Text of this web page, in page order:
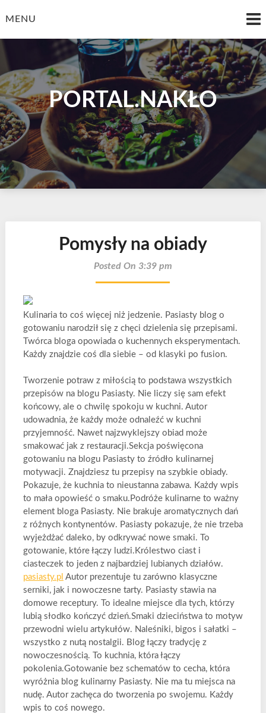
toMENU
PORTAL.NAKŁO
Pomysły na obiady
Posted On 3:39 pm
Kulinaria to coś więcej niż jedzenie. Pasiasty blog o
gotowaniu narodził się z chęci dzielenia się przepisami.
Twórca bloga opowiada o kuchennych eksperymentach.
Każdy znajdzie coś dla siebie – od klasyki po fusion.
Tworzenie potraw z miłością to podstawa wszystkich
przepisów na blogu Pasiasty. Nie liczy się sam efekt
końcowy, ale o chwilę spokoju w kuchni. Autor
udowadnia, że każdy może odnaleźć w kuchni
przyjemność. Nawet najzwyklejszy obiad może
smakować jak z restauracji.Sekcja poświęcona
gotowaniu na blogu Pasiasty to źródło kulinarnej
motywacji. Znajdziesz tu przepisy na szybkie obiady.
Pokazuje, że kuchnia to nieustanna zabawa. Każdy wpis
to mała opowieść o smaku.Podróże kulinarne to ważny
element bloga Pasiasty. Nie brakuje aromatycznych dań
z różnych kontynentów. Pasiasty pokazuje, że nie trzeba
wyjeżdżać daleko, by odkrywać nowe smaki. To
gotowanie, które łączy ludzi.Królestwo ciast i
ciasteczek to jeden z najbardziej lubianych działów.
pasiasty.pl Autor prezentuje tu zarówno klasyczne
serniki, jak i nowoczesne tarty. Pasiasty stawia na
domowe receptury. To idealne miejsce dla tych, którzy
lubią słodko kończyć dzień.Smaki dzieciństwa to motyw
przewodni wielu artykułów. Naleśniki, bigos i sałatki –
wszystko z nutą nostalgii. Blog łączy tradycję z
nowoczesnością. To kuchnia, która łączy
pokolenia.Gotowanie bez schematów to cecha, która
wyróżnia blog kulinarny Pasiasty. Nie ma tu miejsca na
nudę. Autor zachęca do tworzenia po swojemu. Każdy
wpis to coś nowego.